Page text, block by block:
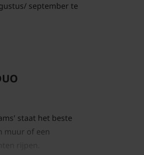
september te
staat het beste
muur of een